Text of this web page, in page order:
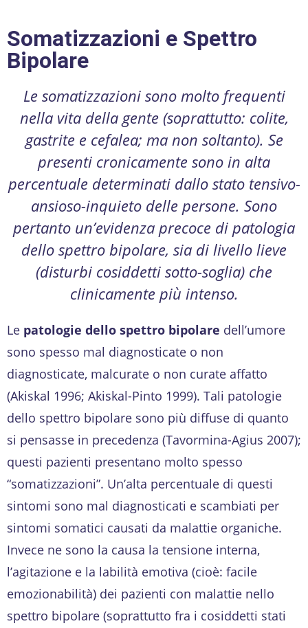
Somatizzazioni e Spettro
Bipolare
Le somatizzazioni sono molto frequenti
nella vita della gente (soprattutto: colite,
gastrite e cefalea; ma non soltanto). Se
presenti cronicamente sono in alta
percentuale determinati dallo stato tensivo-
ansioso-inquieto delle persone. Sono
pertanto un’evidenza precoce di patologia
dello spettro bipolare, sia di livello lieve
(disturbi cosiddetti sotto-soglia) che
clinicamente più intenso.
Le patologie dello spettro bipolare dell’umore
sono spesso mal diagnosticate o non
diagnosticate, malcurate o non curate affatto
(Akiskal 1996; Akiskal-Pinto 1999). Tali patologie
dello spettro bipolare sono più diffuse di quanto
si pensasse in precedenza (Tavormina-Agius 2007);
questi pazienti presentano molto spesso
“somatizzazioni”. Un’alta percentuale di questi
sintomi sono mal diagnosticati e scambiati per
sintomi somatici causati da malattie organiche.
Invece ne sono la causa la tensione interna,
l’agitazione e la labilità emotiva (cioè: facile
emozionabilità) dei pazienti con malattie nello
spettro bipolare (soprattutto fra i cosiddetti stati